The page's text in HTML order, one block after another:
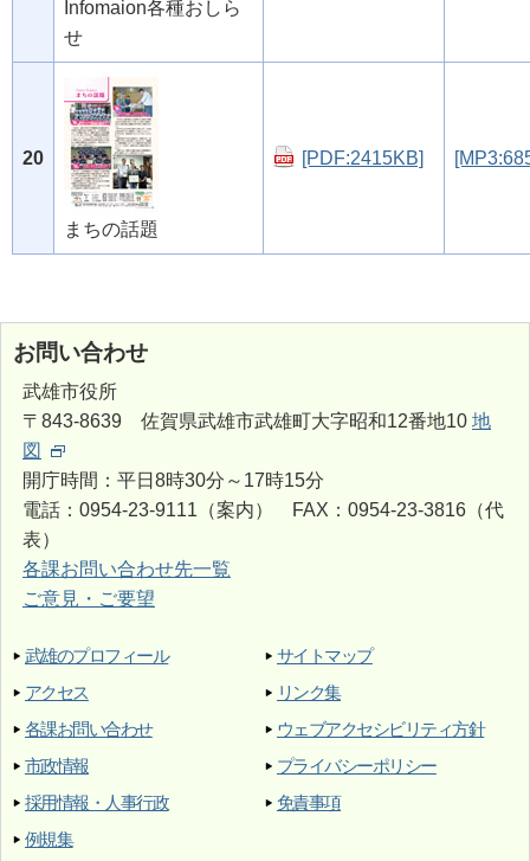
Infomaion各種おしら
せ
20
まちの話題
[PDF:2415KB]
お問い合わせ
武雄市役所
〒843-8639 佐賀県武雄市武雄町大字昭和12番地10 地
図
開庁時間：平日8時30分～17時15分
電話：0954-23-9111（案内） FAX：0954-23-3816（代
表）
各課お問い合わせ先一覧
ご意見・ご要望
武雄のプロフィール
アクセス
各課お問い合わせ
市政情報
採用情報・人事行政
例規集
サイトマップ
リンク集
ウェブアクセシビリティ方針
プライバシーポリシー
免責事項